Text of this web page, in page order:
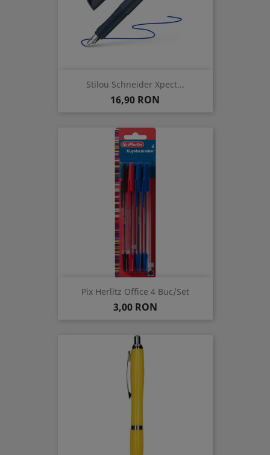
Stilou Schneider Xpect...
Pret
16,90 RON
Pix Herlitz Office 4 Buc/set
Pret
3,00 RON